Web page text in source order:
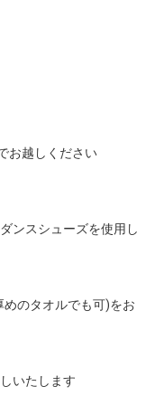
お越しください
ンスシューズを使用し
めのタオルでも可)をお
いたします